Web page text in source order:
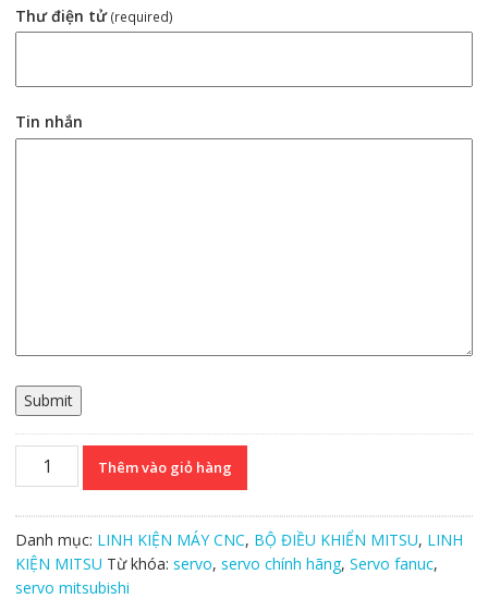
Thư điện tử (required)
Tin nhắn
Submit
Servo
drive
C1-
V1-
45S
Thêm vào giỏ hàng
Danh mục: LINH KIỆN MÁY CNC, BỘ ĐIỀU KHIỂN MITSU, LINH
KIỆN MITSU Từ khóa: servo, servo chính hãng, Servo fanuc,
servo mitsubishi